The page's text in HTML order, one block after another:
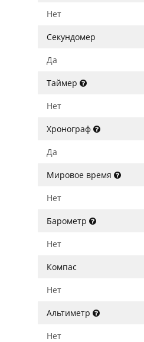
Нет
Секундомер
Да
Таймер
Нет
Хронограф
Да
Мировое время
Нет
Барометр
Нет
Компас
Нет
Альтиметр
Нет